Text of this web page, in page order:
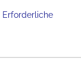
Erforderliche